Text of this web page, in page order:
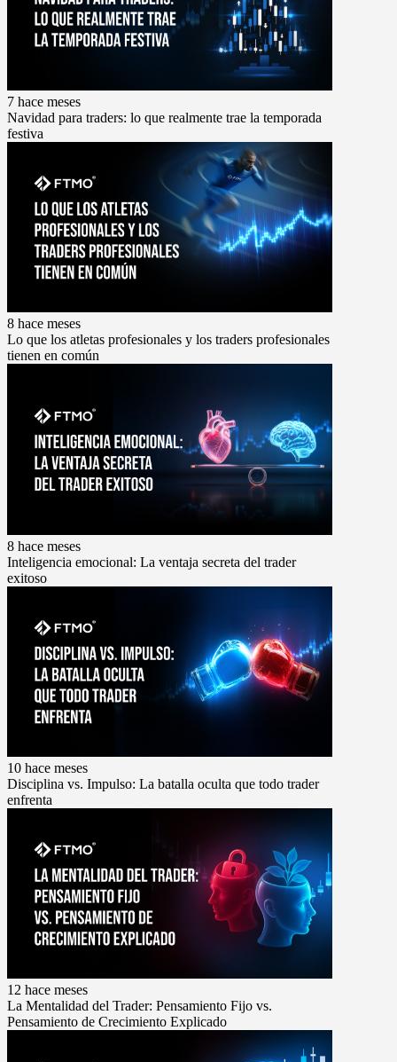
7 hace meses
Navidad para traders: lo que realmente trae la temporada
festiva
8 hace meses
Lo que los atletas profesionales y los traders profesionales
tienen en común
8 hace meses
Inteligencia emocional: La ventaja secreta del trader
exitoso
10 hace meses
Disciplina vs. Impulso: La batalla oculta que todo trader
enfrenta
12 hace meses
La Mentalidad del Trader: Pensamiento Fijo vs.
Pensamiento de Crecimiento Explicado